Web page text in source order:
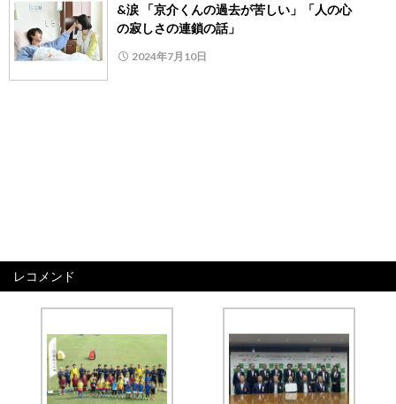
&涙 「京介くんの過去が苦しい」「人の心
の寂しさの連鎖の話」
2024年7月10日
レコメンド